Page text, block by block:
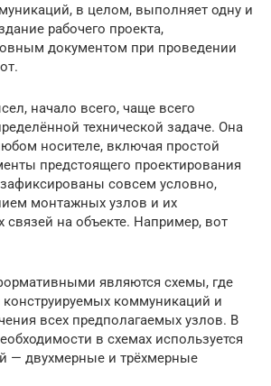
в целом, выполняет одну и
рабочего проекта,
документом при проведении
начало всего, чаще всего
технической задаче. Она
носителе, включая простой
предстоящего проектирования
совсем условно,
монтажных узлов и их
на объекте. Например, вот
являются схемы, где
конструируемых коммуникаций и
всех предполагаемых узлов. В
в схемах используется
— двухмерные и трёхмерные